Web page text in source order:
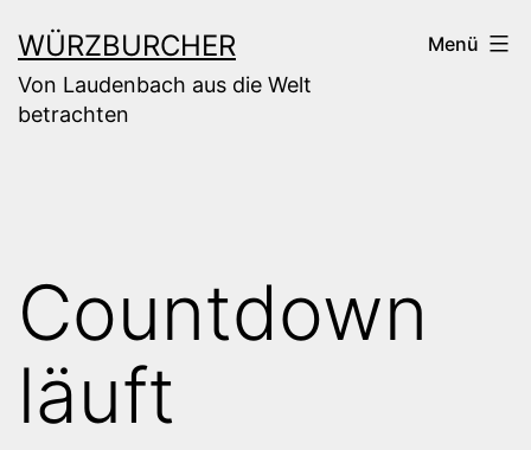
Inhalt
springen
WÜRZBURCHER
Von Laudenbach aus die Welt
betrachten
Menü
Countdown
läuft